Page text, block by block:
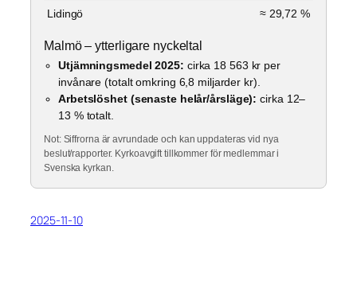
Lidingö ≈ 29,72 %
Malmö – ytterligare nyckeltal
Utjämningsmedel 2025: cirka 18 563 kr per
invånare (totalt omkring 6,8 miljarder kr).
Arbetslöshet (senaste helår/årsläge): cirka 12–
13 % totalt.
Not: Siffrorna är avrundade och kan uppdateras vid nya
beslut/rapporter. Kyrkoavgift tillkommer för medlemmar i
Svenska kyrkan.
2025-11-10